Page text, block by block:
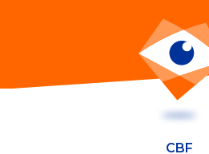
CBF